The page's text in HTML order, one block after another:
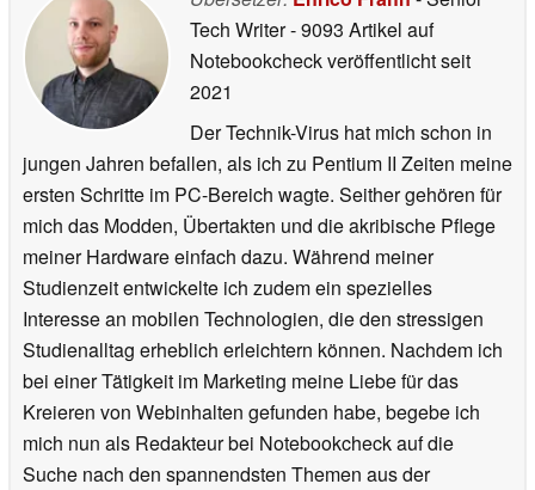
Tech Writer- 9093 Artikel auf
Notebookcheck veröffentlichtseit
2021
Der Technik-Virus hat mich schon in
jungen Jahren befallen, als ich zu Pentium II Zeiten meine
ersten Schritte im PC-Bereich wagte. Seither gehören für
mich das Modden, Übertakten und die akribische Pflege
meiner Hardware einfach dazu. Während meiner
Studienzeit entwickelte ich zudem ein spezielles
Interesse an mobilen Technologien, die den stressigen
Studienalltag erheblich erleichtern können. Nachdem ich
bei einer Tätigkeit im Marketing meine Liebe für das
Kreieren von Webinhalten gefunden habe, begebe ich
mich nun als Redakteur bei Notebookcheck auf die
Suche nach den spannendsten Themen aus der